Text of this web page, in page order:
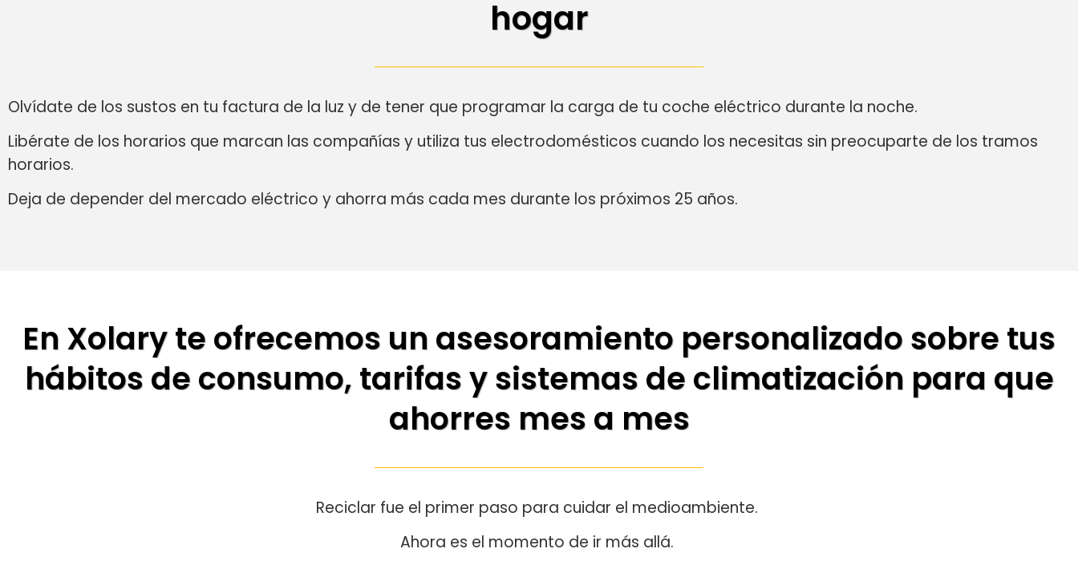
hogar
Olvídate de los sustos en tu factura de la luz y de tener que programar la carga de tu coche eléctrico durante la noche.
Libérate de los horarios que marcan las compañías y utiliza tus electrodomésticos cuando los necesitas sin preocuparte de los tramos
horarios.
Deja de depender del mercado eléctrico y ahorra más cada mes durante los próximos 25 años.
En Xolary te ofrecemos un asesoramiento personalizado sobre tus
hábitos de consumo, tarifas y sistemas de climatización para que
ahorres mes a mes
Reciclar fue el primer paso para cuidar el medioambiente.
Ahora es el momento de ir más allá.